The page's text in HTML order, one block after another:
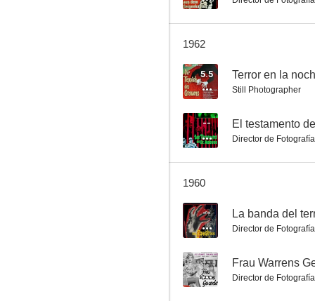
--
1962
5.5 Terror en la
Still Photographer
-- El testamento
Director de Fotografía
1960
-- La banda del
Director de Fotografía
-- Frau Warrens
Director de Fotografía